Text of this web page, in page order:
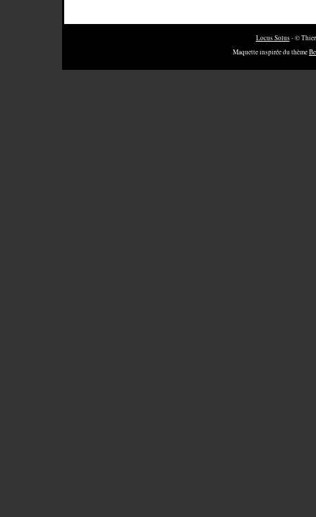
Locus Solus- ©
Maquette inspirée du thème